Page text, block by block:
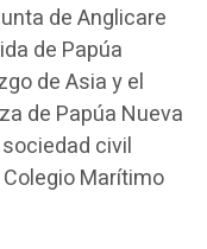
de Anglicare
de Papúa
de Asia y el
de Papúa Nueva
civil
Marítimo